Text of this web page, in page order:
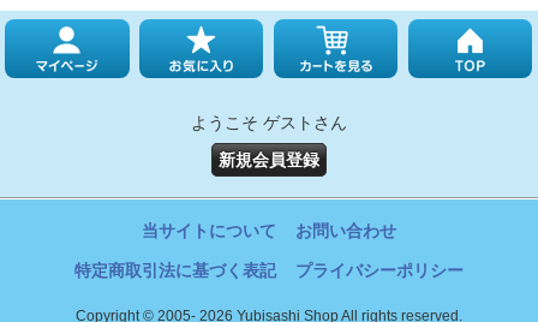
ようこそ ゲストさん
新規会員登録
当サイトについて お問い合わせ
特定商取引法に基づく表記 プライバシーポリシー
Copyright © 2005- 2026 Yubisashi Shop All rights reserved.